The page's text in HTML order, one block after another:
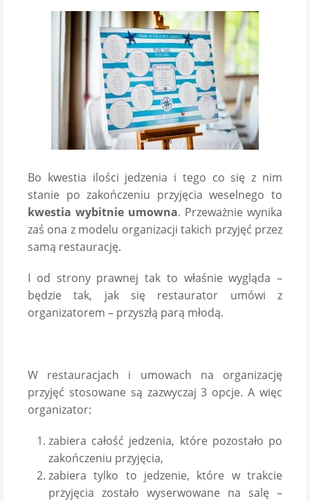
Bo kwestia ilości jedzenia i tego co się z nim
stanie po zakończeniu przyjęcia weselnego to
kwestia wybitnie umowna. Przeważnie wynika
zaś ona z modelu organizacji takich przyjęć przez
samą restaurację.
I od strony prawnej tak to właśnie wygląda –
będzie tak, jak się restaurator umówi z
organizatorem – przyszłą parą młodą.
W restauracjach i umowach na organizację
przyjęć stosowane są zazwyczaj 3 opcje. A więc
organizator:
zabiera całość jedzenia, które pozostało po
zakończeniu przyjęcia,
zabiera tylko to jedzenie, które w trakcie
przyjęcia zostało wyserwowane na salę –